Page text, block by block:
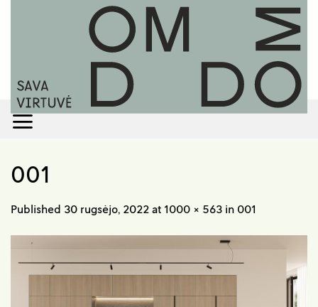
001
Published 30 rugsėjo, 2022 at 1000 × 563 in 001